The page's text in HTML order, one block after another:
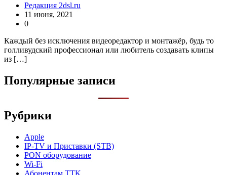
Редакция 2dsl.ru
11 июня, 2021
0
Каждый без исключения видеоредактор и монтажёр, будь то
голливудский профессионал или любитель создавать клипы
из […]
Популярные записи
Рубрики
Apple
IP-TV и Приставки (STB)
PON оборудование
Wi-Fi